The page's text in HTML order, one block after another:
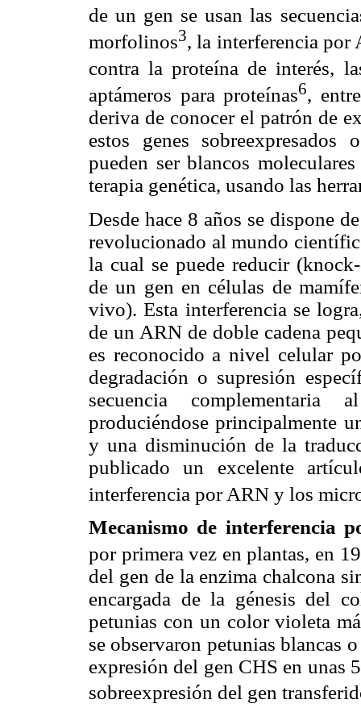
de un gen se usan las
morfolinos3, la interferencia
contra la proteína de interés,
aptámeros para proteínas6,
deriva de conocer el patrón de
estos genes
pueden ser blancos
terapia genética, usando las
Desde hace 8 años se dispone
revolucionado al mundo
la cual se puede reducir
de un gen en células de
vivo). Esta interferencia se
de un ARN de doble cadena
es reconocido a nivel celular
degradación o supresión
secuencia
produciéndose principalmente
y una disminución de la
publicado un excelente
interferencia por ARN y los
Mecanismo de interferencia
por primera vez en plantas, en
del gen de la enzima chalcona
encargada de la génesis del
petunias con un color violeta
se observaron petunias blancas
expresión del gen CHS en unas
sobreexpresión del gen